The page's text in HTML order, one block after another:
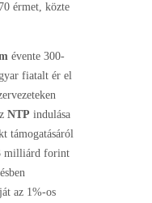
érmet, közte
évente 300-
fiatalt ér el
NTP indulása
támogatásáról
milliárd forint
az 1%-os